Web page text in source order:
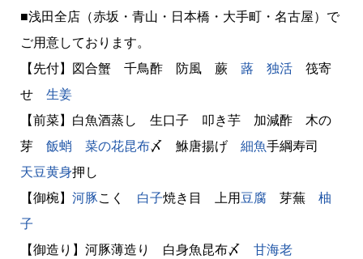
■浅田全店（赤坂・青山・日本橋・大手町・名古屋）で
ご用意しております。
【先付】図合蟹 千鳥酢 防風 蕨 蕗 独活筏寄
せ 生姜
【前菜】白魚酒蒸し 生口子 叩き芋 加減酢 木の
芽 飯蛸 菜の花昆布〆 鮴唐揚げ 細魚手綱寿司
天豆黄身押し
【御椀】 河豚こく 白子焼き目 上用豆腐芽蕪 柚
子
【御造り】河豚薄造り 白身魚昆布〆 甘海老